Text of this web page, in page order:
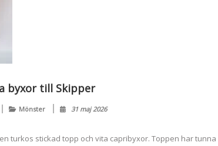
byxor till Skipper
Mönster 31 maj 2026
turkos stickad topp och vita capribyxor. Toppen har